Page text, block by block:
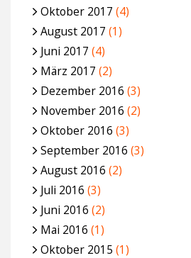
Oktober 2017 (4)
August 2017 (1)
Juni 2017 (4)
März 2017 (2)
Dezember 2016 (3)
November 2016 (2)
Oktober 2016 (3)
September 2016 (3)
August 2016 (2)
Juli 2016 (3)
Juni 2016 (2)
Mai 2016 (1)
Oktober 2015 (1)